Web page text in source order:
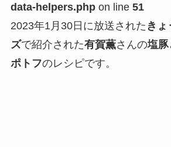
data-helpers.phpon line 51
2023年1月30日に放送された きょ
ズで紹介された有賀薫さんの塩豚
ポトフのレシピです。